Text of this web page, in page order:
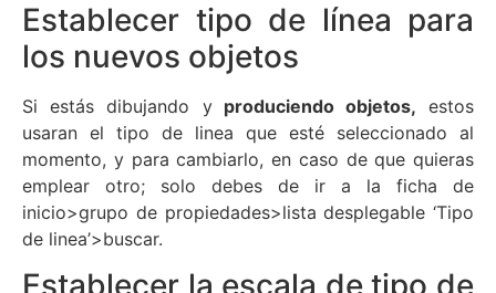
Establecer tipo de línea para
los nuevos objetos
Si estás dibujando yproduciendo objetos, estos
usaran el tipo de linea que esté seleccionado al
momento, y para cambiarlo, en caso de que quieras
emplear otro; solo debes de ir a la ficha de
inicio>grupo de propiedades>lista desplegable ‘Tipo
de linea’>buscar.